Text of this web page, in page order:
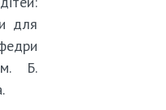
для
Б.